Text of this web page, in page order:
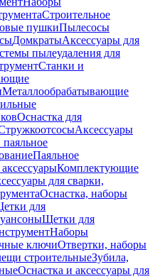
Строительное
пушкиПылесосы
ДомкратыАксессуары для
пылеудаления для
Станки и
Металлообрабатывающие
Оснастка для
Аксессуары
Паяльное
Комплектующие
для сварки,
Оснастка, наборы
для
Щетки для
Наборы
ключиОтвертки, наборы
строительныеЗубила,
Оснастка и аксессуары для